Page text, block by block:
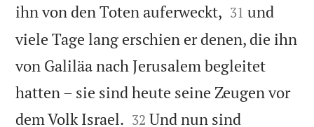
ihn von den Toten auferweckt, 

31 und
viele Tage lang erschien er denen, die ihn
von Galiläa nach Jerusalem begleitet
hatten – sie sind heute seine Zeugen vor
dem Volk Israel. 

32 Und nun sind